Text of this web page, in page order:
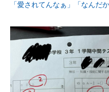
「愛されてんなぁ」「なんだ